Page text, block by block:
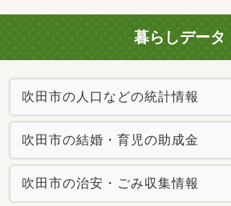
暮らしデータ
吹田市の人口などの統計情報
吹田市の結婚・育児の助成金
吹田市の治安・ごみ収集情報